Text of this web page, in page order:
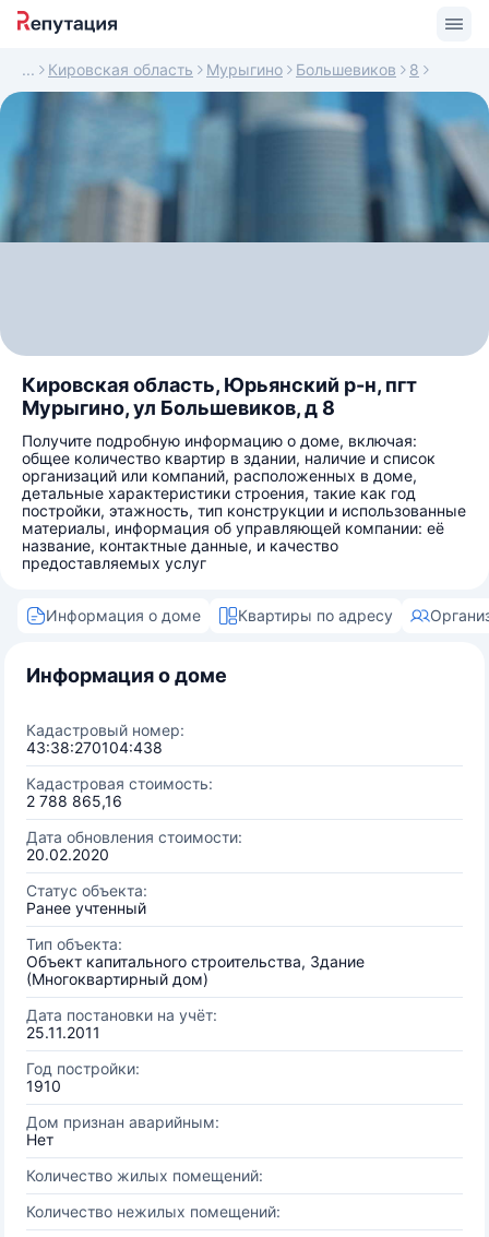
Кировская область Мурыгино Большевиков 8
Кировская область, Юрьянский р-н, пгт
Мурыгино, ул Большевиков, д 8
Получите подробную информацию о доме, включая:
общее количество квартир в здании, наличие и список
организаций или компаний, расположенных в доме,
детальные характеристики строения, такие как год
постройки, этажность, тип конструкции и использованные
материалы, информация об управляющей компании: её
название, контактные данные, и качество
предоставляемых услуг
Информация о доме Квартиры по адресу
Информация о доме
Кадастровый номер:
43:38:270104:438
Кадастровая стоимость:
2 788 865,16
Дата обновления стоимости:
20.02.2020
Статус объекта:
Ранее учтенный
Тип объекта:
Объект капитального строительства, Здание
(Многоквартирный дом)
Дата постановки на учёт:
25.11.2011
Год постройки:
1910
Дом признан аварийным:
Нет
Количество жилых помещений:
Количество нежилых помещений: